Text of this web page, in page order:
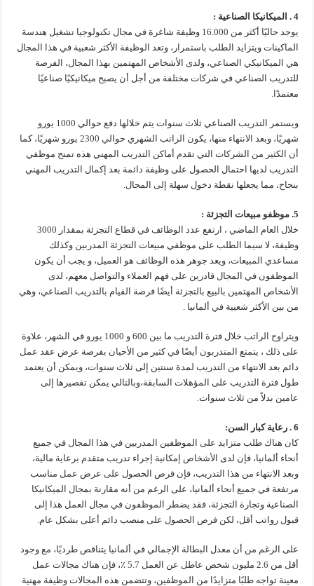
4 . الميكانيكا الصناعية :
يوجد حاليًا أكثر من 16.000 وظيفة شاغرة في مجال تكنولوجيا تشغيل هندسة
الماكينات ويتزايد الطلب باستمرار، وتعد الوظيفة الأكثر شعبية في هذا المجال
هي الميكانيكي الصناعي، ولدى الأشخاص المهتمين بهذا المجال، الفرصة
للتدريب الصناعي في شركات مختلفة من أجل أن يصبح ميكانيكيًا صناعيًا
معتمدًا.
ويستمر التدريب الصناعي ثلاث سنوات يتم خلالها دفع حوالي 1000 يورو
شهريًا، وبعد الانتهاء منها، يكون الراتب الشهري حوالي 2300 يورو شهريًا، كما
أن الكثير من الشركات التي تقدم أماكن التدريب المهني هذه تمنح موظفي
التدريب لديها احتمال الحصول على وظيفة دائمة بعد إكمال التدريب المهني
بنجاح، مما يجعلها نقطة دخول سهلة إلى المجال.
5. موظفو مبيعات التجزئة :
خلال العام الماضي ، ارتفع عدد الوظائف في قطاع التجزئة بمقدار 3000
وظيفة، لا سيما الطلب على موظفي مبيعات التجزئة المدربين وكذلك
مساعدي المبيعات، ويعد جوهر هذه الوظائف هو العميل، و يجب أن يكون
الموظفون في المجال قادرين على فهم العملاء والتواصل معهم، لدى
الأشخاص المهتمين بالبيع بالتجزئة أيضًا فرصة القيام بالتدريب الصناعي، وهي
من بين الأكثر شعبية في ألمانيا .
ويتراوح الراتب خلال فترة التدريب ما بين 600 و 1000 يورو في الشهر، علاوة
على ذلك ، يتمتع المتدربون أيضًا في كثير من الأحيان بفرصة عرض عقد عمل
دائم بعد الانتهاء من التدريب لمدة سنتين إلى ثلاث سنوات، ويمكن أن يعتمد
طول فترة التدريب على المؤهلات السابقة،وبالتالي يمكن تقصيرها إلى
عامين بدلاً من ثلاث سنوات.
6 . رعاية كبار السن:
كان هناك طلب متزايد على الموظفين المدربين في هذا المجال في جميع
أنحاء ألمانيا، فإن لدى الأشخاص إمكانية إجراء تدريب متقدم برعاية مالية،
وبعد الانتهاء من هذا التدريب، فإن فرص الحصول على عرض عمل مناسب
مرتفعة في جميع أنحاء ألمانيا، على الرغم من أنه مقارنة بمجال الميكانيكا
الصناعية وتجارة التجزئة، فقد يضطر الموظفون في مجال العمل هذا إلى
قبول رواتب أقل، لكن فرص الحصول على منصب دائم أعلى بشكل عام.
على الرغم من أن معدل البطالة الإجمالي في ألمانيا يتناقص طرديًا، مع وجود
أقل من 2.6 مليون شخص عاطل عن العمل 5.7 ٪، فإن هناك مجالات عمل
معينة تواجه طلبًا متزايدًا من الموظفين، وتتضمن هذه المجالات وظيفة مهنية